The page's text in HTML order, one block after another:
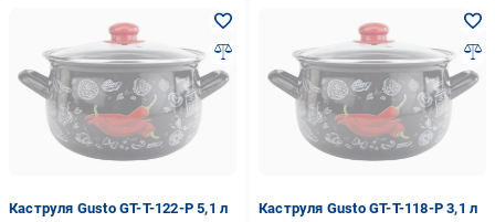
Каструля Gusto GT-T-122-P 5,1 л Каструля Gusto GT-T-118-P 3,1 л